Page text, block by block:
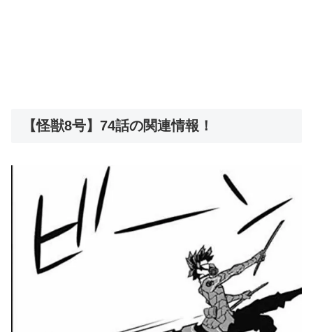
【怪獣8号】74話の関連情報！